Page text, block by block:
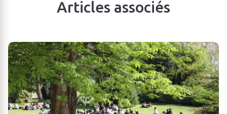
Veuillez consulter lapage dédiée.
Débouchés
Articles associés